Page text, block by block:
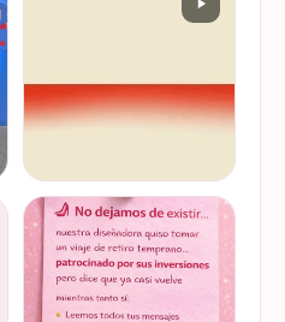
Del 17 al 22 de marzo se
lleva a cabo la Global
Money Week 2026 (Semana
Mundial del Dinero).
Finanzas en Tacones
somos parte de esta
Jornada…
VER EN
INSTAGRAM